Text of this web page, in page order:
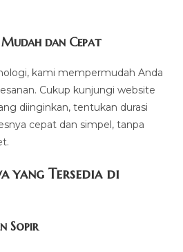
Mudah dan Cepat
kami mempermudah Anda
Cukup kunjungi website
diinginkan, tentukan durasi
cepat dan simpel, tanpa
yang Tersedia di
Sopir